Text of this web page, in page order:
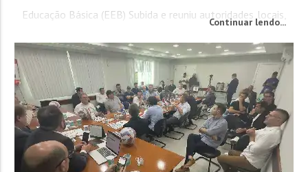
Educação Básica (EEB) Subida e reuniu autoridades locais,
celebração e reconhecimento. O...
Continuar lendo...